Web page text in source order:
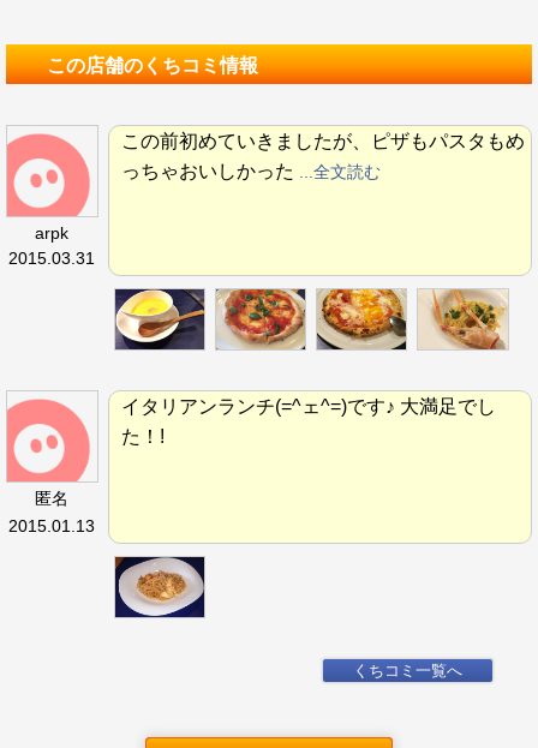
この店舗のくちコミ情報
arpk
2015.03.31
この前初めていきましたが、ピザもパスタもめ
っちゃおいしかった
...全文読む
匿名
2015.01.13
イタリアンランチ(=^ェ^=)です♪ 大満足でし
た！!
くちコミ一覧へ